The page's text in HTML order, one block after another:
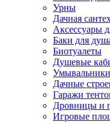
Урны
Дачная
Аксессуары
Баки для
Биотуалеты
Душевые
Дачные
Гаражи
Дровницы и
Игровые